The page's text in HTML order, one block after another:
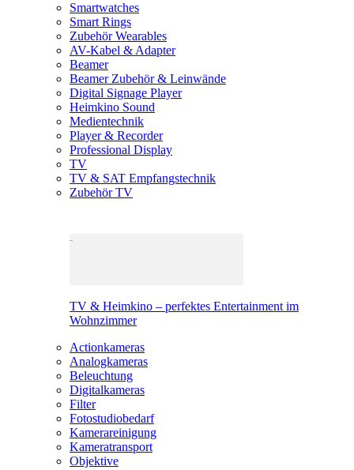
Smartwatches
Smart Rings
Zubehör Wearables
AV-Kabel & Adapter
Beamer
Beamer Zubehör & Leinwände
Digital Signage Player
Heimkino Sound
Medientechnik
Player & Recorder
Professional Display
TV
TV & SAT Empfangstechnik
Zubehör TV
TV & Heimkino – perfektes Entertainment im
Wohnzimmer
Actionkameras
Analogkameras
Beleuchtung
Digitalkameras
Filter
Fotostudiobedarf
Kamerareinigung
Kameratransport
Objektive